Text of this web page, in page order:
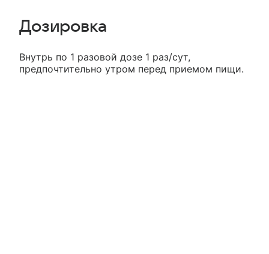
Дозировка
Внутрь по 1 разовой дозе 1 раз/сут,
предпочтительно утром перед приемом пищи.